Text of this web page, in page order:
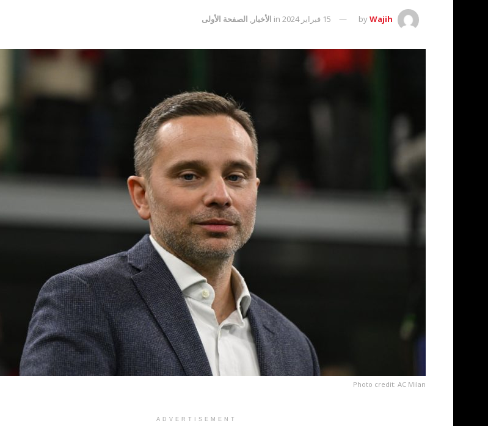
byWajih 15 فبراير 2024 in الأخبار , الصفحة الأولى
Photo credit: AC Milan
ADVERTISEMENT